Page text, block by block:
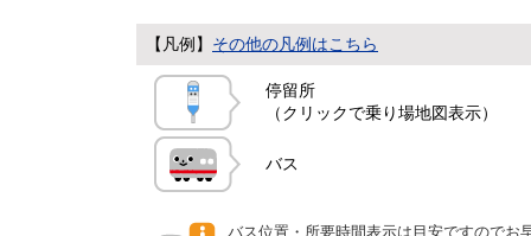
【凡例】 その他の凡例はこちら
停留所
（クリックで乗り場地図表示）
バス
バス位置・所要時間表示は目安ですのでお